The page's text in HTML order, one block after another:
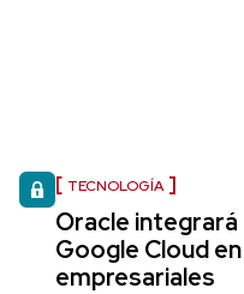
TECNOLOGÍA
Oracle
Google Cloud
empresariales